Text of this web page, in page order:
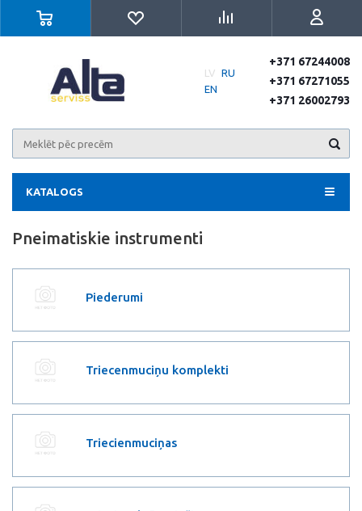
LV RU
EN
+371 67244008
+371 67271055
+371 26002793
KATALOGS
Pneimatiskie instrumenti
Piederumi
Triecenmuciņu komplekti
Triecienmuciņas